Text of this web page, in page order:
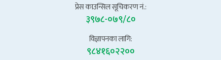
प्रेस काउन्सिल सूचिकरण नं.:
३९७८-०७९/८०
विज्ञापनका लागि:
९८४१६०२२००